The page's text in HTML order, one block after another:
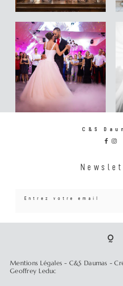
C&S
Mentions Légales - C&S Daumas -
Geoffrey Leduc